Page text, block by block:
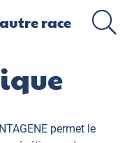
permet le